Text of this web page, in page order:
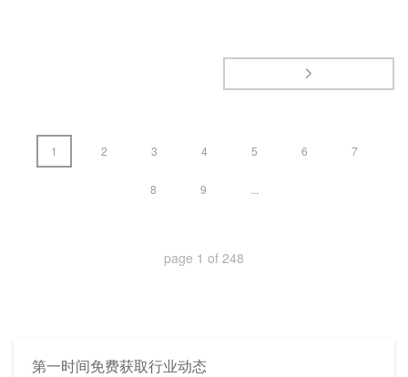
1 2 3 4 5 6 7
8 9
page 1 of 248
第一时间免费获取行业动态